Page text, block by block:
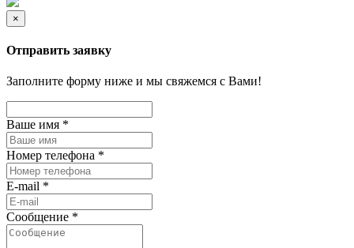
×
Отправить заявку
Заполните форму ниже и мы свяжемся с Вами!
Ваше имя *
Номер телефона *
E-mail *
Сообщение *